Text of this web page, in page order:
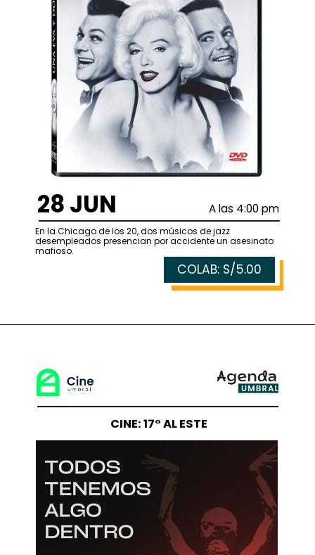
28 JUN A las 4:00 pm
En la Chicago de los 20, dos músicos de jazz
desempleados presencian por accidente un asesinato
mafioso.
COLAB: S/5.00
CINE: 17° AL ESTE